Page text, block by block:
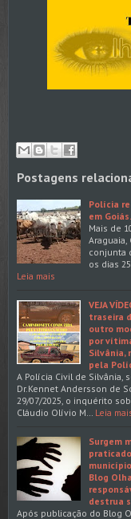
Postagens
Polícia
em Goiás.
Mais de
conjunta
os dias
Leia mais
VEJA
traseira
outro
por
Silvânia,
pela
A Polícia Civil de Silvânia,
Dr.Kennet Andersson de
29/07/2025, o inquérito
Cláudio Olívio M…
Leia
Surgem
Blog
destrua
Após publicação do Blog